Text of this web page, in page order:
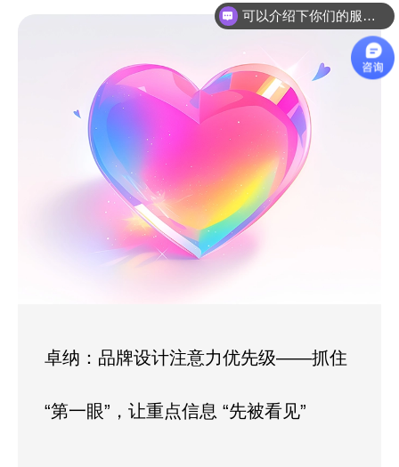
卓纳：品牌设计注意力优先级——抓住
“第一眼”，让重点信息 “先被看见”
你们是怎么收费的呢？